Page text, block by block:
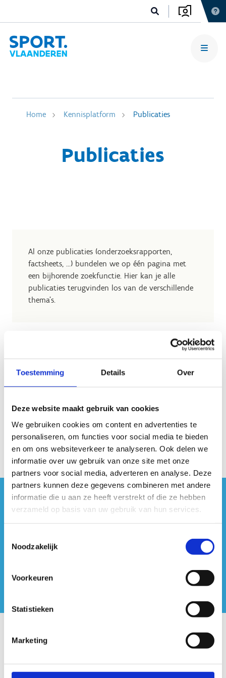
Toestemming Details Over
Deze website maakt gebruik van cookies
We gebruiken cookies om content en advertenties te
personaliseren, om functies voor social media te bieden
en om ons websiteverkeer te analyseren. Ook delen we
informatie over uw gebruik van onze site met onze
partners voor social media, adverteren en analyse. Deze
partners kunnen deze gegevens combineren met andere
informatie die u aan ze heeft verstrekt of die ze hebben
verzameld op basis van uw gebruik van hun services.
Noodzakelijk
Voorkeuren
Statistieken
Marketing
Home Kennisplatform Publicaties
Publicaties
Al onze publicaties (onderzoeksrapporten,
factsheets, …) bundelen we op één pagina met
een bijhorende zoekfunctie. Hier kan je alle
publicaties terugvinden los van de verschillende
thema's.
Geen fiches gevonden.
#sportersbelevenmeer
Onze centra
Sport Vlaanderen Hoofdzetel